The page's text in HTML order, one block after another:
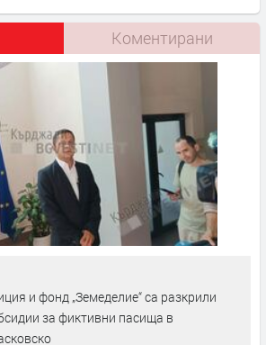
Коментирани
и фонд „Земеделие“ са разкрили
за фиктивни пасища в